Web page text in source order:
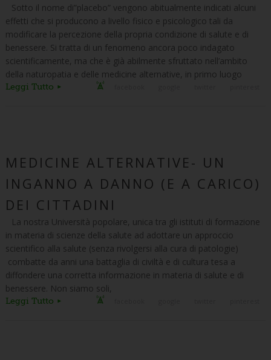
Sotto il nome di”placebo” vengono abitualmente indicati alcuni
effetti che si producono a livello fisico e psicologico tali da
modificare la percezione della propria condizione di salute e di
benessere. Si tratta di un fenomeno ancora poco indagato
scientificamente, ma che è già abilmente sfruttato nell’ambito
della naturopatia e delle medicine alternative, in primo luogo
Leggi Tutto
MEDICINE ALTERNATIVE- UN
INGANNO A DANNO (E A CARICO)
DEI CITTADINI
La nostra Università popolare, unica tra gli istituti di formazione
in materia di scienze della salute ad adottare un approccio
scientifico alla salute (senza rivolgersi alla cura di patologie)
combatte da anni una battaglia di civiltà e di cultura tesa a
diffondere una corretta informazione in materia di salute e di
benessere. Non siamo soli,
Leggi Tutto